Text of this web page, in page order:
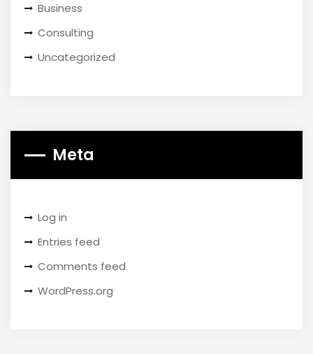
Business
Consulting
Uncategorized
Meta
Log in
Entries feed
Comments feed
WordPress.org